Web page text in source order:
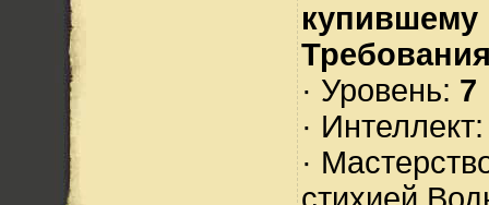
купившему
· Уровень: 7
·
·